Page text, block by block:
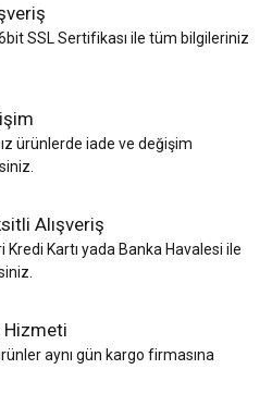
SSL Sertifikası ile tüm bilgileriniz
ürünlerde iade ve değişim
Alışveriş
Kartı yada Banka Havalesi ile
Hizmeti
aynı gün kargo firmasına